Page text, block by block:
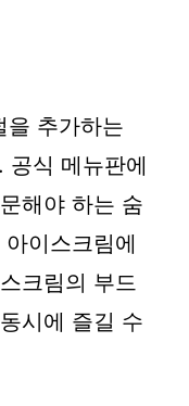
을 추가하는
공식 메뉴판에
해야 하는 숨
이스크림에
크림의 부드
시에 즐길 수